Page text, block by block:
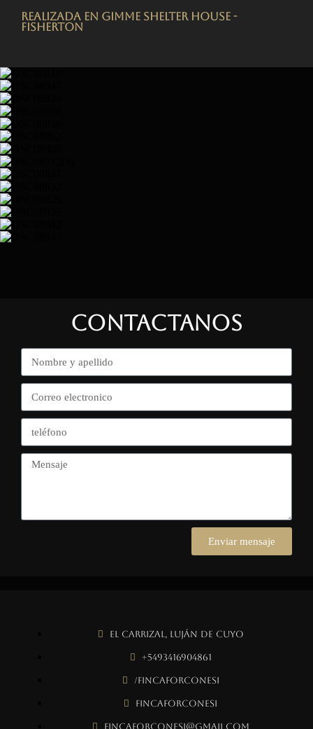
Realizada en Gimme Shelter House -
FISHERTON
CONTACTANOS
Enviar mensaje
El Carrizal, Luján de Cuyo
+5493416904861
/fincaforconesi
fincaforconesi
fincaforconesi@gmail.com